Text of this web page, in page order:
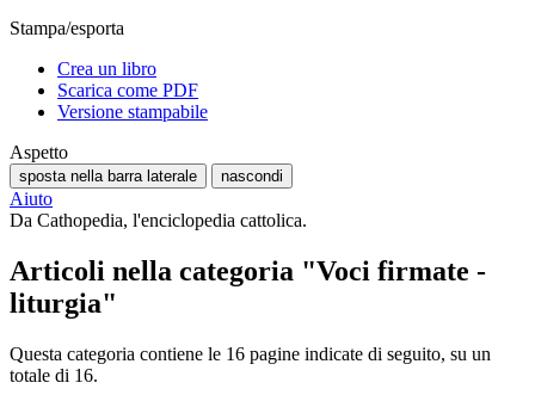
Stampa/esporta
Crea un libro
Scarica come PDF
Versione stampabile
Aspetto
sposta nella barra laterale nascondi
Aiuto
Da Cathopedia, l'enciclopedia cattolica.
Articoli nella categoria "Voci firmate -
liturgia"
Questa categoria contiene le 16 pagine indicate di seguito, su un
totale di 16.